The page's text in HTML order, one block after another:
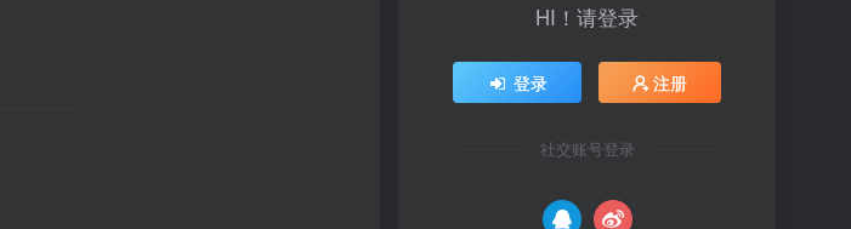
HI！请登录
登录 注册
社交账号登录